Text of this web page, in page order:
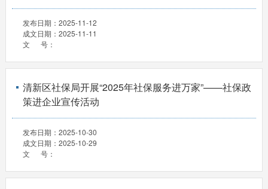
发布日期： 2025-11-12
成文日期： 2025-11-11
文 号：
清新区社保局开展“2025年社保服务进万家”——社保政
策进企业宣传活动
发布日期： 2025-10-30
成文日期： 2025-10-29
文 号：